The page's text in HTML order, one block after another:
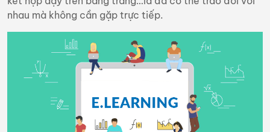
nhau mà không cần gặp trực tiếp.